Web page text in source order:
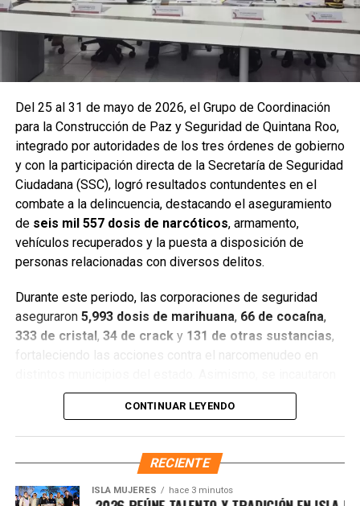
Entre las acciones destacadas se encuentran detenciones
relevantes en
Benito Juárez, Lázaro Cárdenas y Tulum
narcóticos, vehículos y cumplimentaron órdenes de
aprehensión contra personas presuntamente vinculadas
con delitos de alto impacto.
constantes, fortalecer la coordinación interinstitucional y
Del 25 al 31 de mayo de 2026, el Grupo de Coordinación
para la Construcción de Paz y Seguridad de Quintana Roo,
integrado por autoridades de los tres órdenes de gobierno
y con la participación directa de la Secretaría de Seguridad
Ciudadana (SSC), logró resultados contundentes en el
combate a la delincuencia, destacando el aseguramiento
de seis mil 557 dosis de narcóticos, armamento,
vehículos recuperados y la puesta a disposición de
personas relacionadas con diversos delitos.
Durante este periodo, las corporaciones de seguridad
aseguraron 5,993 dosis de marihuana, 66 de cocaína,
333 de cristal, 34 de cracky 131 de otras sustancias,
fortaleciendo las acciones contra el narcomenudeo en
seis armas cortas, una réplica,cuatro armas blancas
130 cartuchos, lo que representa un
golpe significativo a estructuras delictivas.
Gracias a la coordinación tecnológica del C5 y al trabajo
operativo en campo, se recuperaron68 vehículos
CONTINUAR LEYENDO
RECIENTE
ISLA MUJERES hace 3 minutos